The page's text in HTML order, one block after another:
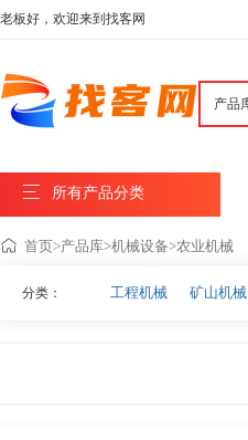
老板好，欢迎来到找客网
 所有产品分类
首页>产品库>机械设备>农业机械
分类： 工程机械 矿山机械